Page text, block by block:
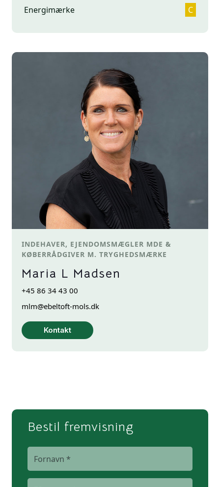
Energimærke C
INDEHAVER, EJENDOMSMÆGLER MDE &
KØBERRÅDGIVER M. TRYGHEDSMÆRKE
Maria L Madsen
+45 86 34 43 00
mlm@ebeltoft-mols.dk
Kontakt
Bestil fremvisning